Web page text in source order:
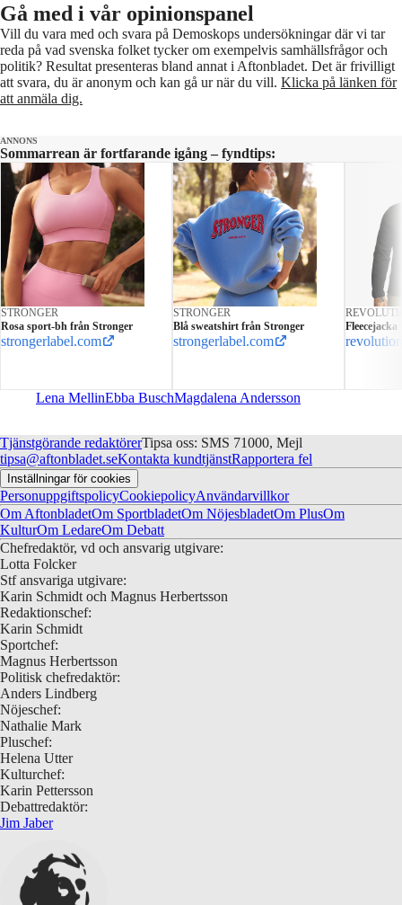
Gå med i vår opinionspanel
Vill du vara med och svara på Demoskops undersökningar där vi tar
reda på vad svenska folket tycker om exempelvis samhällsfrågor och
politik? Resultat presenteras bland annat i Aftonbladet. Det är frivilligt
att svara, du är anonym och kan gå ur när du vill. Klicka på länken för
att anmäla dig.
ANNONS
Sommarrean är fortfarande igång – fyndtips:
STRONGER
Rosa sport-bh från Stronger
strongerlabel.com
STRONGER
Blå sweatshirt från Stronger
strongerlabel.com
Fleecejacka
Lena MellinEbba BuschMagdalena Andersson
Tjänstgörande redaktörerTipsa oss: SMS 71000, Mejl
tipsa@aftonbladet.seKontakta kundtjänstRapportera fel
Inställningar för cookies
PersonuppgiftspolicyCookiepolicyAnvändarvillkor
Om AftonbladetOm SportbladetOm NöjesbladetOm PlusOm
KulturOm LedareOm Debatt
Chefredaktör, vd och ansvarig utgivare:
Lotta Folcker
Stf ansvariga utgivare:
Karin Schmidt och Magnus Herbertsson
Redaktionschef:
Karin Schmidt
Sportchef:
Magnus Herbertsson
Politisk chefredaktör:
Anders Lindberg
Nöjeschef:
Nathalie Mark
Pluschef:
Helena Utter
Kulturchef:
Karin Pettersson
Debattredaktör:
Jim Jaber